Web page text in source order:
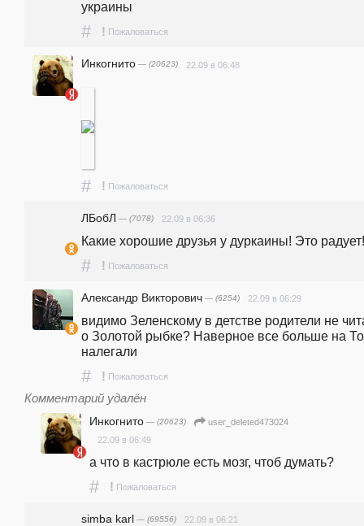
украины
# ! Пожаловаться
Инкогнито — (20623) 22.09 в 06:48
# ! Пожаловаться
ЛБобЛ — (7078) 22.09 в 06:36
Какие хорошие друзья у дуркаины! Это радует!
# ! Пожаловаться
Александр Викторович — (6254) 22.09 в 06:29
видимо Зеленскому в детстве родители не
о Золотой рыбке? Наверное все больше на
налегали
# ! Пожаловаться
Комментарий удалён
Инкогнито — (20623)
user_deleted473024
22.09 в 06:49
а что в кастрюле есть мозг, чтоб думать?
# ! Пожаловаться
simba karl — (69556) 22.09 в 06:21